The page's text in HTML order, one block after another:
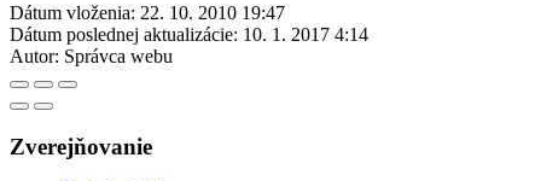
Dátum vloženia: 22. 10. 2010 19:47
Dátum poslednej aktualizácie: 10. 1. 2017 4:14
Autor: Správca webu
Zverejňovanie